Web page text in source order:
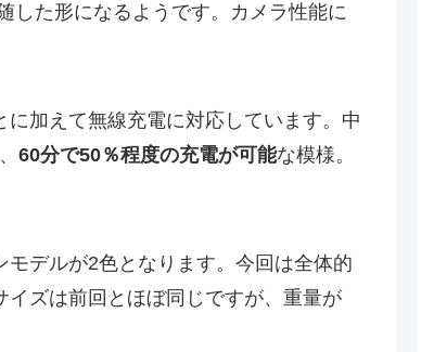
した形になるようです。カメラ性能に
加えて無線充電に対応しています。中
60分で50％程度の充電が可能な模様。
デルが2色となります。今回は全体的
ズは前回とほぼ同じですが、重量が